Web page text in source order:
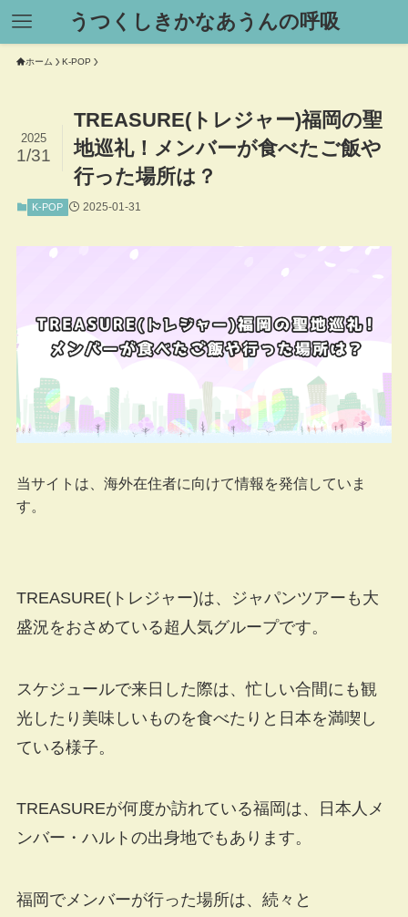
うつくしきかなあうんの呼吸
ホーム K-POP
TREASURE(トレジャー)福岡の聖
地巡礼！メンバーが食べたご飯や
行った場所は？
2025
1/31
K-POP 2025-01-31
当サイトは、海外在住者に向けて情報を発信していま
す。
TREASURE(トレジャー)は、ジャパンツアーも大
盛況をおさめている超人気グループです。
スケジュールで来日した際は、忙しい合間にも観
光したり美味しいものを食べたりと日本を満喫し
ている様子。
TREASUREが何度か訪れている福岡は、日本人メ
ンバー・ハルトの出身地でもあります。
福岡でメンバーが行った場所は、続々と